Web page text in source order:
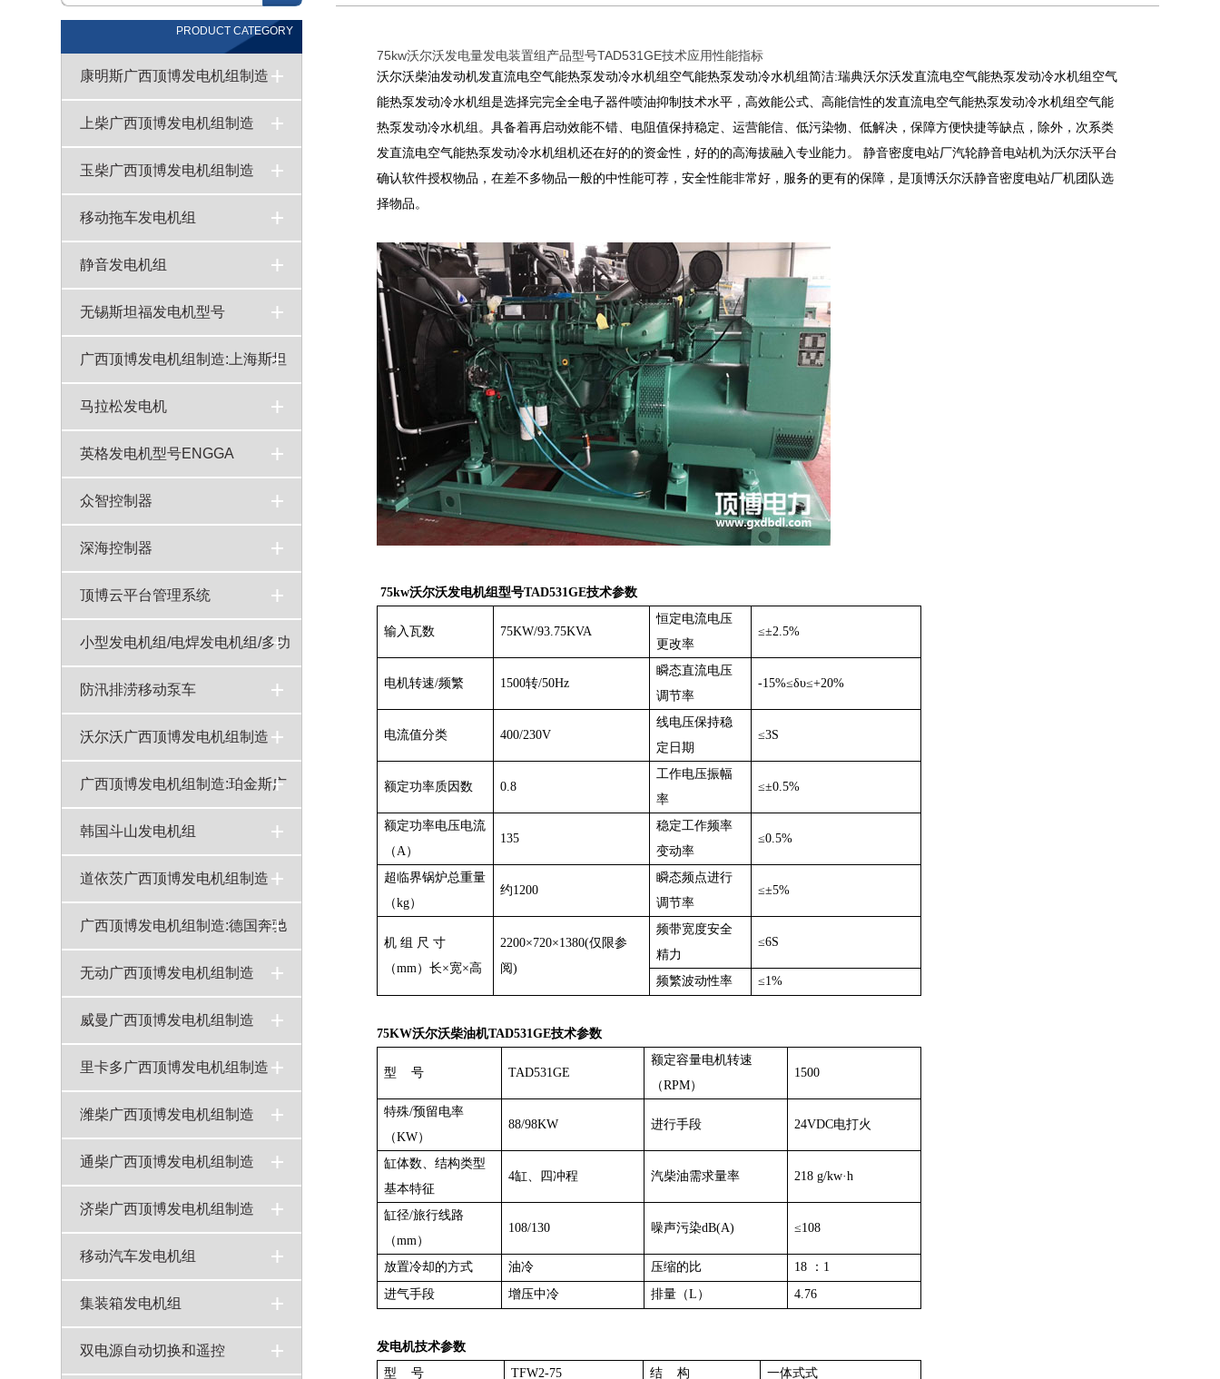
PRODUCT CATEGORY
康明斯广西顶博发电机组制造
广西顶博发电机组制造:50-2000KW千瓦康明斯柴油发电机报价表 >
广西顶博发电机组制造:康明斯柴油发电机250KW型号NTA855-G1A技术参数 >
800KW康明斯广西顶博发电机组制造KTA38-G5型号技术参数 >
720KW重庆康明斯柴油发电机​组KTA38-G2A技术参数 >
广西顶博发电机组制造:100kw康明斯广西顶博发电机组制造6BTA5.9-G2型号技术参数 >
广西顶博发电机组制造:550KW康明斯发电机组型号KTAA19-G6A技术参数表 >
广西顶博发电机组制造:600KW康明斯发电机组QSKTAA19-G11X技术参数 >
广西顶博发电机组制造:400KW康明斯发电机组柴油机QSNT-G4X技术参数 >
上柴广西顶博发电机组制造
上柴发电机组 >
广西顶博发电机组制造:700KW上柴广西顶博发电机组制造型号6KTAA25-G31技术参数 >
800KW上柴广西顶博发电机组制造6WTAA35-G31技术参数上海柴油机股份 >
广西顶博发电机组制造:500KW上柴发电机组型号SC27G830D2技术参数 >
200KW上柴发电机组型号SC9D340D2技术参数 >
400KW上柴发电机组SC25G690D2技术参数 >
广西顶博发电机组制造:350KW上柴发电机组6ETAA12.8-G31技术参数 >
玉柴广西顶博发电机组制造
玉柴发电机组 >
>
>
>
>
>
>
移动拖车发电机组
移动式发电机组 >
静音发电机组
静音发电机组 >
无锡斯坦福发电机型号
广西顶博发电机组制造:上海斯坦
福发电机型号
马拉松发电机
英格发电机型号ENGGA
众智控制器
深海控制器
顶博云平台管理系统
小型发电机组/电焊发电机组/多功
能发电机组
15-40KW汽油静音发电机组 >
>
5KW汽油静音发电机组 >
>
>
>
>
>
120A-180A汽油发电焊机 >
>
>
>
10KW汽油变频发电机组 >
5KW静音汽油变频发电机组 >
5KW汽油变频发电机组 >
3KW手提式变频汽油发电机 >
基站专用直流电机 >
>
>
>
>
700W背负式汽油发电机组 >
5KW汽油移动照明灯 >
>
防汛排涝移动泵车
自卸式排水方舱 >
QZ系列自吸式柴油机水泵机组 >
广西顶博发电机组制造:顶博柴油机水泵机组 >
沃尔沃广西顶博发电机组制造
沃尔沃发电机组 >
550KW沃尔沃广西顶博发电机组制造型号TWD1645GE技术参数 >
300KW沃尔沃广西顶博发电机组制造TAD1343GE技术参数 >
广西顶博发电机组制造:200KW沃尔沃广西顶博发电机组制造TAD734GE技术参数 >
75kw沃尔沃发电机组型号TAD531GE技术参数 >
广西顶博发电机组制造:珀金斯广
西顶博发电机组制造 >
>
>
>
韩国斗山发电机组
广西顶博发电机组制造:150kw斗山大宇广西顶博发电机组制造型号P086TI-I技术参数 >
100kw斗山大宇广西顶博发电机组制造型号D1146T技术参数 >
广西顶博发电机组制造:65kw斗山大宇广西顶博发电机组制造D1146技术参数 >
韩国斗山发电机组 >
道依茨广西顶博发电机组制造
150kw道依茨广西顶博发电机组制造型号WP6D167E200技术参数 >
广西顶博发电机组制造:100千瓦道依茨广西顶博发电机组制造型号WP4D108E200技术参数 >
广西顶博发电机组制造:75kw道依茨广西顶博发电机组制造型号TD226B-6D主要技术参数 >
广西顶博发电机组制造:道依茨广西顶博发电机组制造 >
广西顶博发电机组制造:德国奔驰
广西顶博发电机组制造 480KW奔驰广西顶博发电机组制造12V1600G10F技术规格参数 >
300KW德国MTU奔驰广西顶博发电机组制造8V1600G20F柴油机技术参数 >
广西顶博发电机组制造:200kw奔驰广西顶博发电机组制造MTU型号6R1600G10F规格技术参数 >
奔驰发电机组 >
无动广西顶博发电机组制造
300KW无动广西顶博发电机组制造技术参数WD145TAD30 >
广西顶博发电机组制造:250KW无动广西顶博发电机组制造技术参数WD135TAD28 >
200KW无动广西顶博发电机组制造技术参数WD129TAD23 >
无动发电机组 >
威曼广西顶博发电机组制造
广西顶博发电机组制造:350KW威曼广西顶博发电机组制造D15A1技术参数规格 >
广西顶博发电机组制造:280KW威曼（VMAN）广西顶博发电机组制造型号D11A技术参数 >
威曼广西顶博发电机组制造 >
里卡多广西顶博发电机组制造
广西顶博发电机组制造:500KW里卡多广西顶博发电机组制造型号TAD500GE技术参数 >
300KW里卡多广西顶博发电机组制造型号TAD300GE技术参数 >
里卡多多发电机组 >
潍柴广西顶博发电机组制造
潍柴发电机组 >
广西顶博发电机组制造:150KW潍柴发电机组R6113ZLD技术参数 >
广西顶博发电机组制造:120KW潍柴道依茨广西顶博发电机组制造WP6D152E200柴油机技术参数 >
200KW潍柴斯太尔广西顶博发电机组制造技术参数WD61546D01N >
广西顶博发电机组制造:100千瓦潍柴斯太尔广西顶博发电机组制造技术参数WD41524D01N >
通柴广西顶博发电机组制造
广西顶博发电机组制造:150KW南通股份广西顶博发电机组制造技术参数6135AZD >
200KW南通股份广西顶博发电机组制造技术参数6135AZLD >
通柴发电机组 >
济柴广西顶博发电机组制造
>
济柴发电机组 >
移动汽车发电机组
移动电源车 >
移动汽车发电机组 >
集装箱发电机组
集装箱静音发电机 >
双电源自动切换和遥控
75kw沃尔沃发电量发电装置组产品型号TAD531GE技术应用性能指标
沃尔沃柴油发动机发直流电空气能热泵发动冷水机组空气能热泵发动冷水机组简洁:瑞典沃尔沃发直流电空气能热泵发动冷水机组空气
能热泵发动冷水机组是选择完完全全电子器件喷油抑制技术水平，高效能公式、高能信性的发直流电空气能热泵发动冷水机组空气能
热泵发动冷水机组。具备着再启动效能不错、电阻值保持稳定、运营能信、低污染物、低解决，保障方便快捷等缺点，除外，次系类
发直流电空气能热泵发动冷水机组机还在好的的资金性，好的的高海拔融入专业能力。 静音密度电站厂汽轮静音电站机为沃尔沃平台
确认软件授权物品，在差不多物品一般的中性能可荐，安全性能非常好，服务的更有的保障，是顶博沃尔沃静音密度电站厂机团队选
择物品。
75kw沃尔沃发电机组型号TAD531GE技术参数
输入瓦数 75KW/93.75KVA
恒定电流电压
更改率
≤±2.5%
电机转速/频繁 1500转/50Hz
瞬态直流电压
调节率
-15%≤δυ≤+20%
电流值分类 400/230V
线电压保持稳
定日期
≤3S
额定功率质因数 0.8
工作电压振幅
率
≤±0.5%
额定功率电压电流
（A）
135
稳定工作频率
变动率
≤0.5%
超临界锅炉总重量
（kg）
约1200
瞬态频点进行
调节率
≤±5%
机 组 尺 寸
（mm）长×宽×高
2200×720×1380(仅限参
阅)
频带宽度安全
精力
≤6S
频繁波动性率 ≤1%
75KW沃尔沃柴油机TAD531GE技术参数
型 号 TAD531GE
额定容量电机转速
（RPM）
1500
特殊/预留电率
（KW）
88/98KW 进行手段 24VDC电打火
缸体数、结构类型
基本特征
4缸、四冲程 汽柴油需求量率 218 g/kw·h
缸径/旅行线路
（mm）
108/130 噪声污染dB(A) ≤108
放置冷却的方式 油冷 压缩的比
18 ：1
进气手段
增压中冷 排量（L） 4.76
发电机技术参数
型 号
TFW2-75 结 构 一体式式